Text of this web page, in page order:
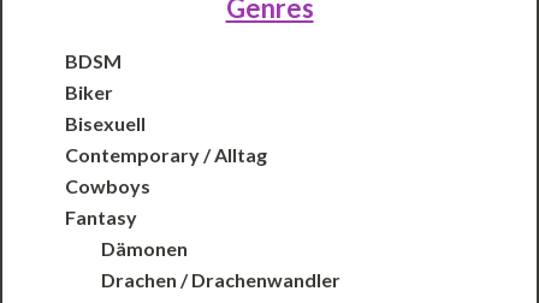
Genres
BDSM
Biker
Bisexuell
Contemporary / Alltag
Cowboys
Fantasy
Dämonen
Drachen / Drachenwandler